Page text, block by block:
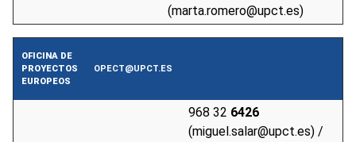
(marta.romero@upct.es)
OFICINA DE
PROYECTOS
EUROPEOS
OPECT@UPCT.ES
968 32 6426
(miguel.salar@upct.es) /